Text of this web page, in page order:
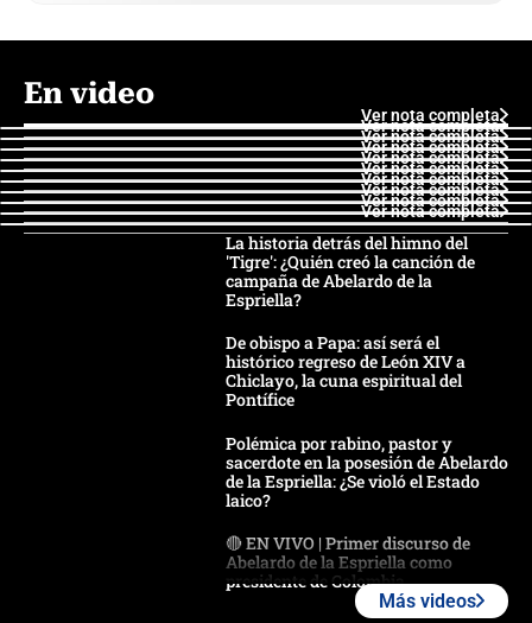
En video
Ver nota completa
Ver nota completa
Ver nota completa
Ver nota completa
Ver nota completa
Ver nota completa
Ver nota completa
Ver nota completa
Ver nota completa
Ver nota completa
La historia detrás del himno del
'Tigre': ¿Quién creó la canción de
campaña de Abelardo de la
Espriella?
De obispo a Papa: así será el
histórico regreso de León XIV a
Chiclayo, la cuna espiritual del
Pontífice
Polémica por rabino, pastor y
sacerdote en la posesión de Abelardo
de la Espriella: ¿Se violó el Estado
laico?
🔴 EN VIVO | Primer discurso de
Abelardo de la Espriella como
presidente de Colombia
Más videos